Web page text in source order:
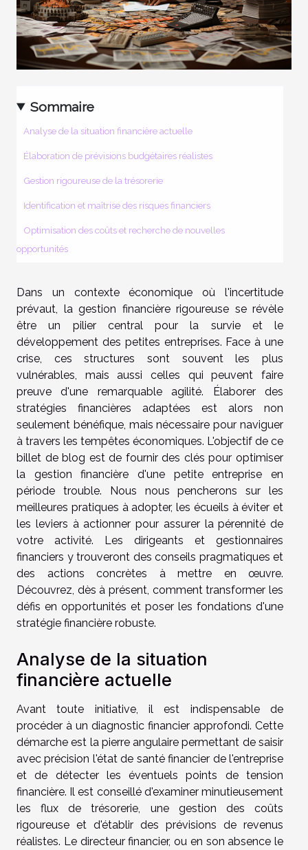
Sommaire
Analyse de la situation financière actuelle
Élaboration de prévisions budgétaires réalistes
Gestion rigoureuse de la trésorerie
Identification et maîtrise des risques financiers
Optimisation des coûts et recherche de nouvelles
opportunités
Dans un contexte économique où l'incertitude
prévaut, la gestion financière rigoureuse se révèle
être un pilier central pour la survie et le
développement des petites entreprises. Face à une
crise, ces structures sont souvent les plus
vulnérables, mais aussi celles qui peuvent faire
preuve d'une remarquable agilité. Élaborer des
stratégies financières adaptées est alors non
seulement bénéfique, mais nécessaire pour naviguer
à travers les tempêtes économiques. L'objectif de ce
billet de blog est de fournir des clés pour optimiser
la gestion financière d'une petite entreprise en
période trouble. Nous nous pencherons sur les
meilleures pratiques à adopter, les écueils à éviter et
les leviers à actionner pour assurer la pérennité de
votre activité. Les dirigeants et gestionnaires
financiers y trouveront des conseils pragmatiques et
des actions concrètes à mettre en œuvre.
Découvrez, dès à présent, comment transformer les
défis en opportunités et poser les fondations d'une
stratégie financière robuste.
Analyse de la situation
financière actuelle
Avant toute initiative, il est indispensable de
procéder à un diagnostic financier approfondi. Cette
démarche est la pierre angulaire permettant de saisir
avec précision l'état de santé financier de l'entreprise
et de détecter les éventuels points de tension
financière. Il est conseillé d'examiner minutieusement
les flux de trésorerie, une gestion des coûts
rigoureuse et d'établir des prévisions de revenus
réalistes. Le directeur financier, ou en son absence le